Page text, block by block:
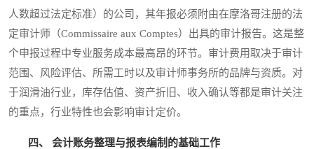
人数超过法定标准）的公司，其年报必须附由在摩洛哥注册的法
定审计师（Commissaire aux Comptes）出具的审计报告。这是整
个申报过程中专业服务成本最高昂的环节。审计费用取决于审计
范围、风险评估、所需工时以及审计师事务所的品牌与资质。对
于润滑油行业，库存估值、资产折旧、收入确认等都是审计关注
的重点，行业特性也会影响审计定价。
四、 会计账务整理与报表编制的基础工作